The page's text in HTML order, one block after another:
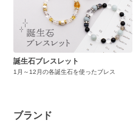
誕生石ブレスレット
1月～12月の各誕生石を使ったブレス
ブランド